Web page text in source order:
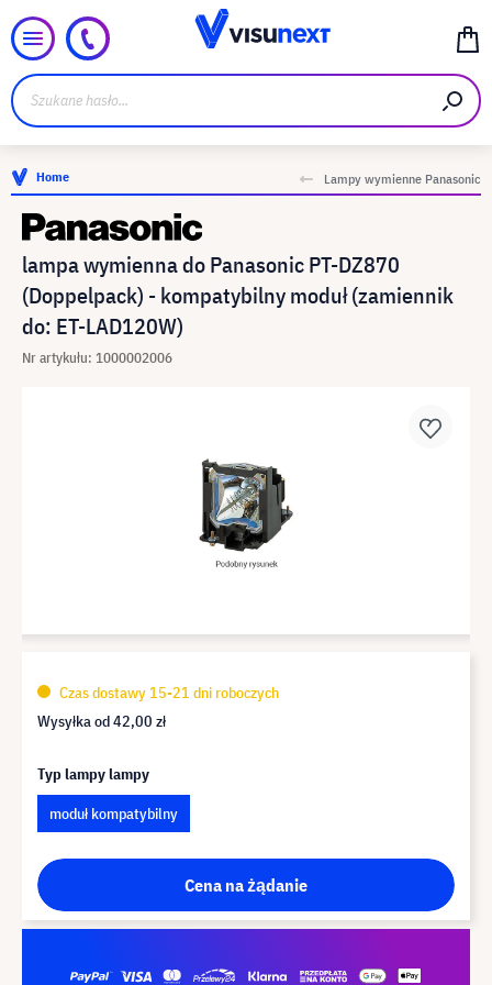
Home Lampy wymienne Panasonic
lampa wymienna do Panasonic PT-DZ870
(Doppelpack) - kompatybilny moduł (zamiennik
do: ET-LAD120W)
Nr artykułu: 1000002006
Czas dostawy 15-21 dni roboczych
Wysyłka od42,00 zł
Typ lampy lampy
moduł kompatybilny
Cena na żądanie